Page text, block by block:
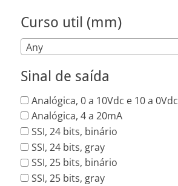
Curso util (mm)
Any
Sinal de saída
Analógica, 0 a 10Vdc e 10 a 0Vdc
Analógica, 4 a 20mA
SSI, 24 bits, binário
SSI, 24 bits, gray
SSI, 25 bits, binário
SSI, 25 bits, gray